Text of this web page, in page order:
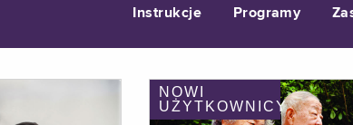
Instrukcje Programy
NOWI
UŻYTKOWNICY